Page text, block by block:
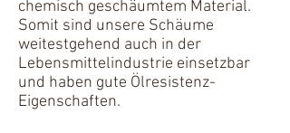
chemisch geschäumtem Material.
Somit sind unsere Schäume
weitestgehend auch in der
Lebensmittelindustrie einsetzbar
und haben gute Ölresistenz-
Eigenschaften.